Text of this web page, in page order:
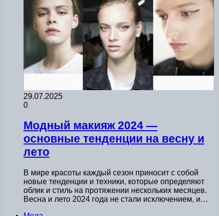
29.07.2025
0
Модный макияж 2024 —
основные тенденции на весну и
лето
В мире красоты каждый сезон приносит с собой
новые тенденции и техники, которые определяют
облик и стиль на протяжении нескольких месяцев.
Весна и лето 2024 года не стали исключением, и…